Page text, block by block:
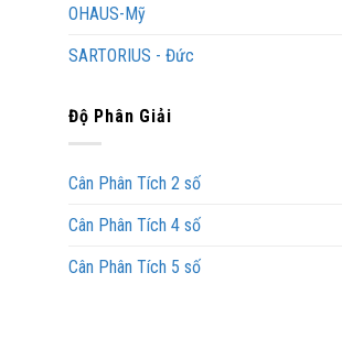
OHAUS-Mỹ
SARTORIUS - Đức
Độ Phân Giải
Cân Phân Tích 2 số
Cân Phân Tích 4 số
Cân Phân Tích 5 số